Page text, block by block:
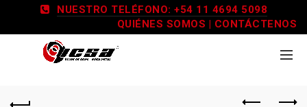
NUESTRO TELÉFONO: +54 11 4694 5098
QUIÉNES SOMOS | CONTÁCTENOS